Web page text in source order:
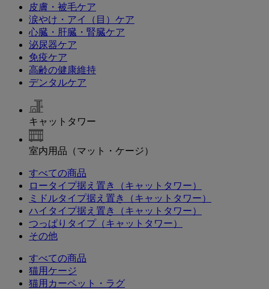
皮膚・被毛ケア
涙やけ・アイ（目）ケア
心臓・肝臓・腎臓ケア
泌尿器ケア
免疫ケア
高齢の健康維持
デンタルケア
キャットタワー
室内用品（マット・ケージ）
すべての商品
ロータイプ据え置き（キャットタワー）
ミドルタイプ据え置き（キャットタワー）
ハイタイプ据え置き（キャットタワー）
つっぱりタイプ（キャットタワー）
その他
すべての商品
猫用ケージ
猫用カーペット・ラグ